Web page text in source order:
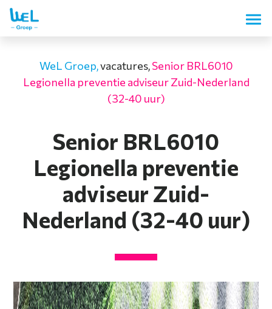
WeL Groep,vacatures,Senior BRL6010
Legionella preventie adviseur Zuid-Nederland
(32-40 uur)
Senior BRL6010
Legionella preventie
adviseur Zuid-
Nederland (32-40 uur)